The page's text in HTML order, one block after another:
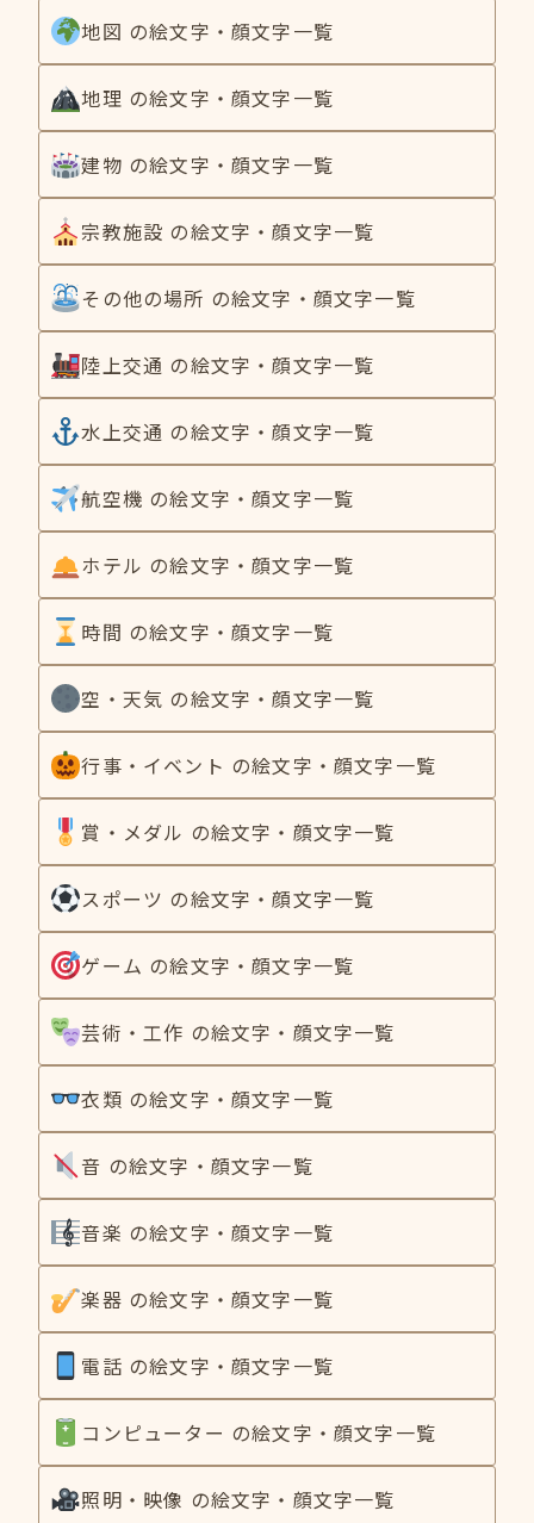
地図 の絵文字・顔文字一覧
地理 の絵文字・顔文字一覧
建物 の絵文字・顔文字一覧
宗教施設 の絵文字・顔文字一覧
その他の場所 の絵文字・顔文字一覧
陸上交通 の絵文字・顔文字一覧
水上交通 の絵文字・顔文字一覧
航空機 の絵文字・顔文字一覧
ホテル の絵文字・顔文字一覧
時間 の絵文字・顔文字一覧
空・天気 の絵文字・顔文字一覧
行事・イベント の絵文字・顔文字一覧
賞・メダル の絵文字・顔文字一覧
スポーツ の絵文字・顔文字一覧
ゲーム の絵文字・顔文字一覧
芸術・工作 の絵文字・顔文字一覧
衣類 の絵文字・顔文字一覧
音 の絵文字・顔文字一覧
音楽 の絵文字・顔文字一覧
楽器 の絵文字・顔文字一覧
電話 の絵文字・顔文字一覧
コンピューター の絵文字・顔文字一覧
照明・映像 の絵文字・顔文字一覧